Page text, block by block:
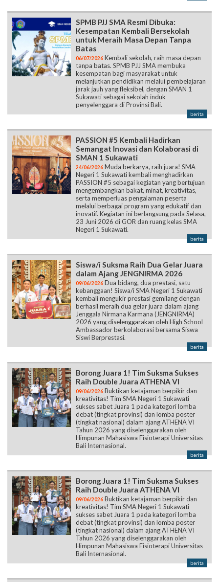
SPMB PJJ SMA Resmi Dibuka:
Kesempatan Kembali Bersekolah
untuk Meraih Masa Depan Tanpa
Batas
06/07/2026 Kembali sekolah, raih masa depan
tanpa batas. SPMB PJJ SMA membuka
kesempatan bagi masyarakat untuk
melanjutkan pendidikan melalui pembelajaran
jarak jauh yang fleksibel, dengan SMAN 1
Sukawati sebagai sekolah induk
penyelenggara di Provinsi Bali.
berita
PASSION #5 Kembali Hadirkan
Semangat Inovasi dan Kolaborasi di
SMAN 1 Sukawati
24/06/2026 Muda berkarya, raih juara! SMA
Negeri 1 Sukawati kembali menghadirkan
PASSION #5 sebagai kegiatan yang bertujuan
mengembangkan bakat, minat, kreativitas,
serta memperluas pengalaman peserta
melalui berbagai program yang edukatif dan
inovatif. Kegiatan ini berlangsung pada Selasa,
23 Juni 2026 di GOR dan ruang kelas SMA
Negeri 1 Sukawati.
berita
Siswa/i Suksma Raih Dua Gelar Juara
dalam Ajang JENGNIRMA 2026
09/06/2026 Dua bidang, dua prestasi, satu
kebanggaan! Siswa/i SMA Negeri 1 Sukawati
kembali mengukir prestasi gemilang dengan
berhasil meraih dua gelar juara dalam ajang
Jenggala Nirmana Karmana (JENGNIRMA)
2026 yang diselenggarakan oleh High School
Ambassador berkolaborasi bersama Siswa
Siswi Berprestasi.
berita
Borong Juara 1! Tim Suksma Sukses
Raih Double Juara ATHENA VI
09/06/2026 Buktikan ketajaman berpikir dan
kreativitas! Tim SMA Negeri 1 Sukawati
sukses sabet Juara 1 pada kategori lomba
debat (tingkat provinsi) dan lomba poster
(tingkat nasional) dalam ajang ATHENA VI
Tahun 2026 yang diselenggarakan oleh
Himpunan Mahasiswa Fisioterapi Universitas
Bali Internasional.
berita
Borong Juara 1! Tim Suksma Sukses
Raih Double Juara ATHENA VI
09/06/2026 Buktikan ketajaman berpikir dan
kreativitas! Tim SMA Negeri 1 Sukawati
sukses sabet Juara 1 pada kategori lomba
debat (tingkat provinsi) dan lomba poster
(tingkat nasional) dalam ajang ATHENA VI
Tahun 2026 yang diselenggarakan oleh
Himpunan Mahasiswa Fisioterapi Universitas
Bali Internasional.
berita